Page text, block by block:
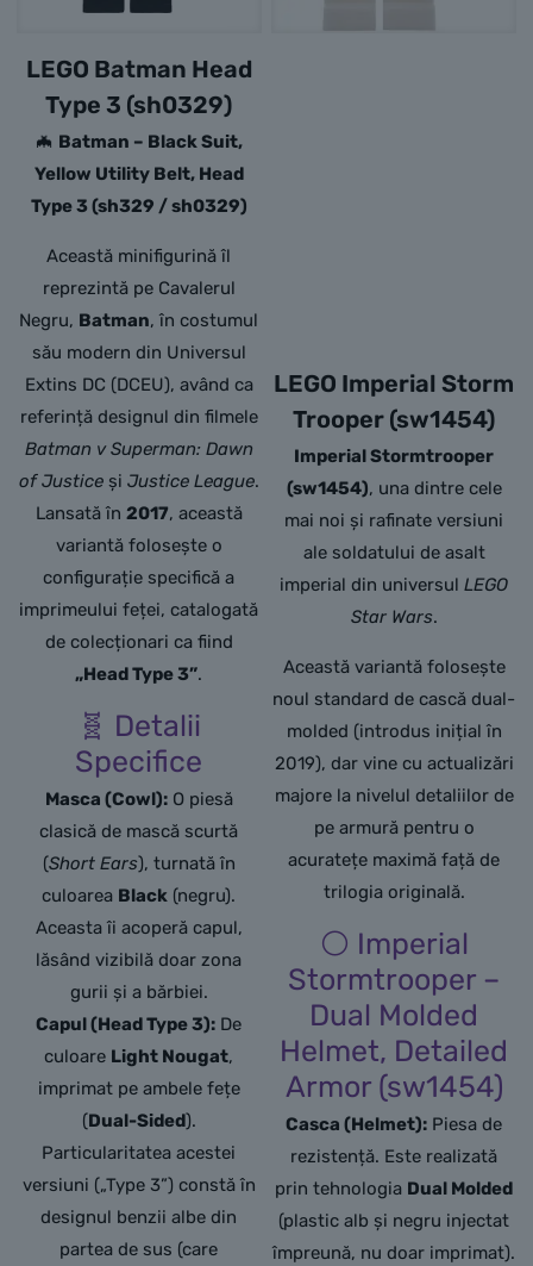
LEGO Batman Head
Type 3 (sh0329)
🦇 Batman – Black Suit,
Yellow Utility Belt, Head
Type 3 (sh329 / sh0329)
Această minifigurină îl
reprezintă pe Cavalerul
Negru, Batman, în costumul
său modern din Universul
Extins DC (DCEU), având ca
referință designul din filmele
Batman v Superman: Dawn
of Justiceși Justice League.
Lansată în 2017, această
variantă folosește o
configurație specifică a
imprimeului feței, catalogată
de colecționari ca fiind
„Head Type 3”.
🧬 Detalii
Specifice
Masca (Cowl):O piesă
clasică de mască scurtă
(Short Ears), turnată în
culoarea Black (negru).
Aceasta îi acoperă capul,
lăsând vizibilă doar zona
gurii și a bărbiei.
Capul (Head Type 3): De
culoare Light Nougat,
imprimat pe ambele fețe
(Dual-Sided).
Particularitatea acestei
versiuni („Type 3”) constă în
designul benzii albe din
partea de sus (care
LEGO Imperial Storm
Trooper (sw1454)
Imperial Stormtrooper
(sw1454), una dintre cele
mai noi și rafinate versiuni
ale soldatului de asalt
imperial din universulLEGO
Star Wars.
Această variantă folosește
noul standard de cască dual-
molded (introdus inițial în
2019), dar vine cu actualizări
majore la nivelul detaliilor de
pe armură pentru o
acuratețe maximă față de
trilogia originală.
⚪ Imperial
Stormtrooper –
Dual Molded
Helmet, Detailed
Armor (sw1454)
Casca (Helmet): Piesa de
rezistență. Este realizată
prin tehnologia Dual Molded
(plastic alb și negru injectat
împreună, nu doar imprimat).